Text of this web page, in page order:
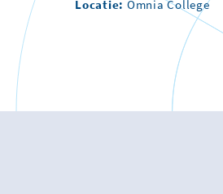
Locatie: Omnia College